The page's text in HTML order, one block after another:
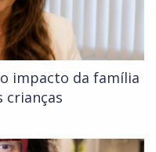
impacto da família
crianças